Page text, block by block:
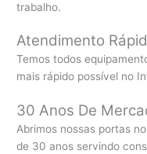
trabalho.
Atendimento
Temos todos
mais rápido possível no
30 Anos De
Abrimos nossas portas
de 30 anos servindo